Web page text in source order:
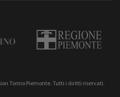
Torino Piemonte. Tutti i diritti riservati.